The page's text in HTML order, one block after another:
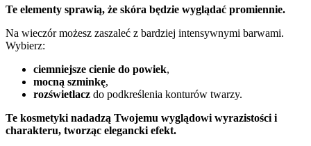
Te elementy sprawią, że skóra będzie wyglądać promiennie.
Na wieczór możesz zaszaleć z bardziej intensywnymi barwami.
Wybierz:
ciemniejsze cienie do powiek,
mocną szminkę,
rozświetlacz do podkreślenia konturów twarzy.
Te kosmetyki nadadzą Twojemu wyglądowi wyrazistości i
charakteru, tworząc elegancki efekt.